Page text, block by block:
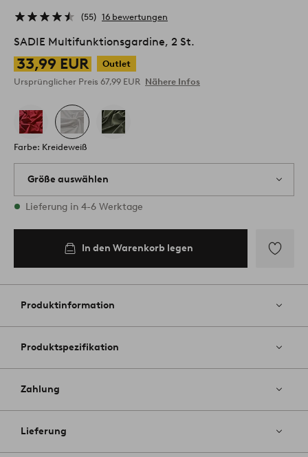
55 16 bewertungen
SADIE Multifunktionsgardine, 2 St.
33,99 EUR
Outlet
Ursprünglicher Preis 67,99 EUR Nähere Infos
Farbe: Kreideweiß
Größe auswählen
1 Größen vorrätig
Lieferung in 4-6 Werktage
In den Warenkorb legen
Favoriten
Produktinformation
Produktspezifikation
Zahlung
Lieferung